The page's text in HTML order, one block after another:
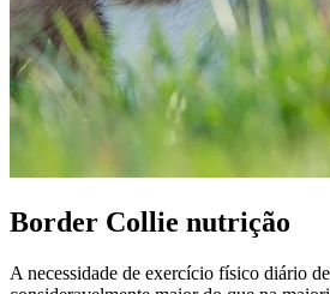
Border Collie nutrição
A necessidade de exercício físico diário